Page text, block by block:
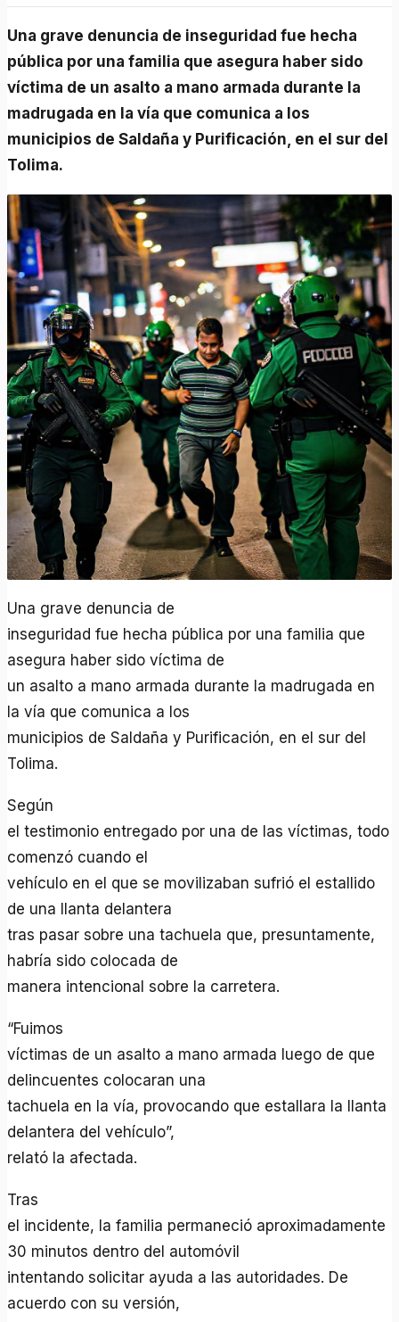
Una grave denuncia de inseguridad fue hecha
pública por una familia que asegura haber sido
víctima de un asalto a mano armada durante la
madrugada en la vía que comunica a los
municipios de Saldaña y Purificación, en el sur del
Tolima.
Una grave denuncia de
inseguridad fue hecha pública por una familia que
asegura haber sido víctima de
un asalto a mano armada durante la madrugada en
la vía que comunica a los
municipios de Saldaña y Purificación, en el sur del
Tolima.
Según
el testimonio entregado por una de las víctimas, todo
comenzó cuando el
vehículo en el que se movilizaban sufrió el estallido
de una llanta delantera
tras pasar sobre una tachuela que, presuntamente,
habría sido colocada de
manera intencional sobre la carretera.
“Fuimos
víctimas de un asalto a mano armada luego de que
delincuentes colocaran una
tachuela en la vía, provocando que estallara la llanta
delantera del vehículo”,
relató la afectada.
Tras
el incidente, la familia permaneció aproximadamente
30 minutos dentro del automóvil
intentando solicitar ayuda a las autoridades. De
acuerdo con su versión,